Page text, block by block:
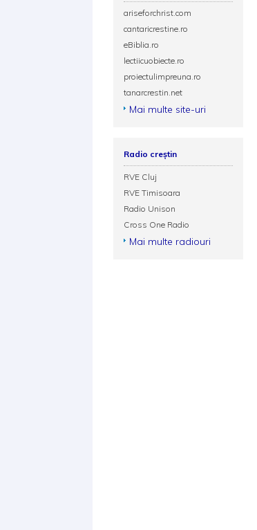
ariseforchrist.com
cantaricrestine.ro
eBiblia.ro
lectiicuobiecte.ro
proiectulimpreuna.ro
tanarcrestin.net
Mai multe site-uri
Radio creștin
RVE Cluj
RVE Timisoara
Radio Unison
Cross One Radio
Mai multe radiouri